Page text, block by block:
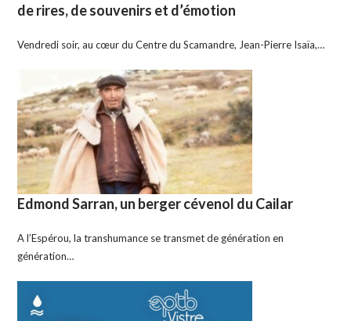
de rires, de souvenirs et d’émotion
Vendredi soir, au cœur du Centre du Scamandre, Jean-Pierre Isaïa,…
Edmond Sarran, un berger cévenol du Cailar
A l’Espérou, la transhumance se transmet de génération en
génération…